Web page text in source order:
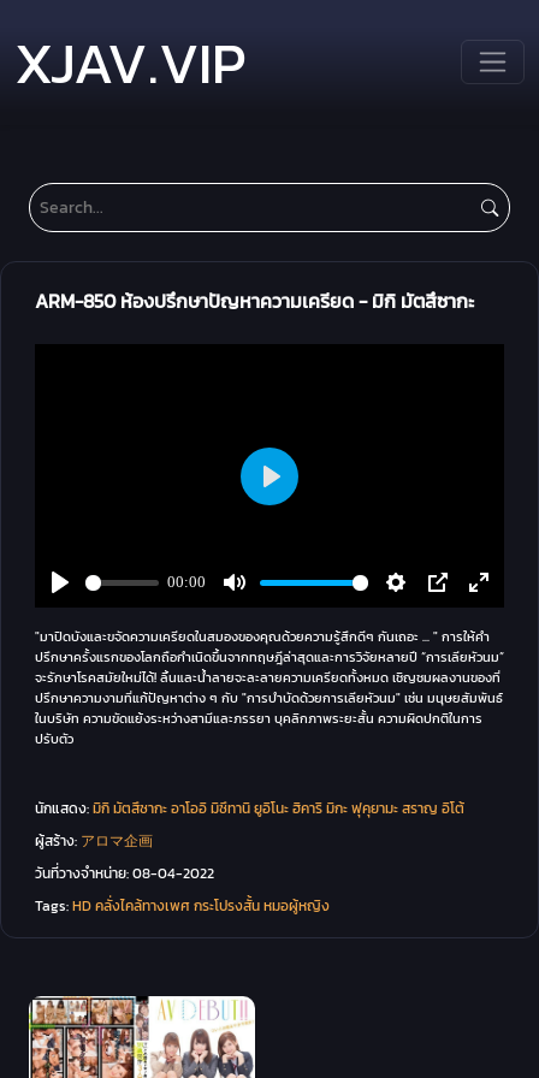
XJAV.VIP
ARM-850 ห้องปรึกษาปัญหาความเครียด - มิกิ มัตสึซากะ
"มาปิดบังและขจัดความเครียดในสมองของคุณด้วยความรู้สึกดีๆ กันเถอะ ... " การให้คำ
ปรึกษาครั้งแรกของโลกถือกำเนิดขึ้นจากทฤษฎีล่าสุดและการวิจัยหลายปี “การเลียหัวนม”
จะรักษาโรคสมัยใหม่ได้! ลิ้นและน้ำลายจะละลายความเครียดทั้งหมด เชิญชมผลงานของที่
ปรึกษาความงามที่แก้ปัญหาต่าง ๆ กับ "การบำบัดด้วยการเลียหัวนม" เช่น มนุษยสัมพันธ์
ในบริษัท ความขัดแย้งระหว่างสามีและภรรยา บุคลิกภาพระยะสั้น ความผิดปกติในการ
ปรับตัว
นักแสดง:มิกิ มัตสึซากะอาโออิ มิซึทานิยูอิโนะ ฮิคาริมิกะ ฟุคุยามะสราญ อิโต้
ผู้สร้าง: アロマ企画
วันที่วางจำหน่าย:08-04-2022
Tags:HDคลั่งไคล้ทางเพศกระโปรงสั้นหมอผู้หญิง